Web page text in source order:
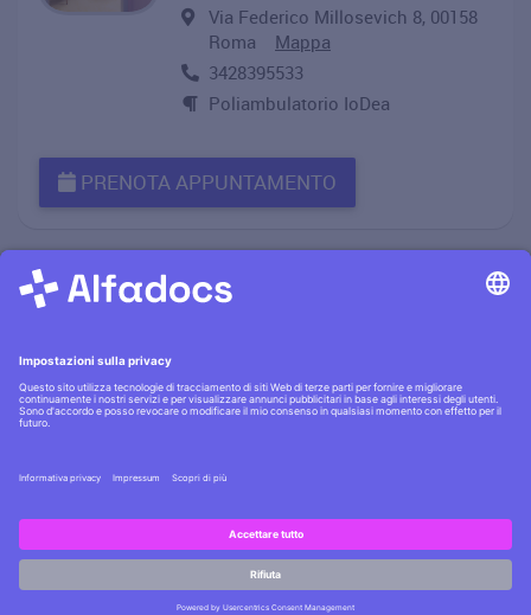
Via Federico Millosevich 8, 00158
Roma Mappa
3428395533
Poliambulatorio IoDea
PRENOTA APPUNTAMENTO
Informativa privacy·|· Condizioni generali·|·
Scopri lasicurezza AlfaDocs
Copyright © AlfaDocs GmbH - P.IVA DE301955405 - German
technology, Italian design